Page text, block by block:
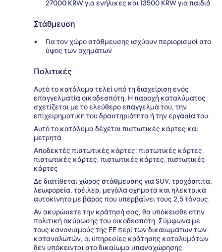
27000 KRW για ενήλικες και 13500 KRW για παιδιά
Στάθμευση
Για τον χώρο στάθμευσης ισχύουν περιορισμοί στο
ύψος των οχημάτων
Πολιτικές
Αυτό το κατάλυμα τελεί υπό τη διαχείριση ενός
επαγγελματία οικοδεσπότη. Η παροχή καταλύματος
σχετίζεται με το ελεύθερο επάγγελμά του, την
επιχειρηματική του δραστηριότητα ή την εργασία του.
Αυτό το κατάλυμα δέχεται πιστωτικές κάρτες και
μετρητά.
Αποδεκτές πιστωτικές κάρτες: πιστωτικές κάρτες,
πιστωτικές κάρτες, πιστωτικές κάρτες, πιστωτικές
κάρτες
Δε διατίθεται χώρος στάθμευσης για SUV, τροχόσπιτα,
λεωφορεία, τρέιλερ, μεγάλα οχήματα και ηλεκτρικά
αυτοκίνητο με βάρος που υπερβαίνει τους 2,5 τόνους.
Αν ακυρώσετε την κράτησή σας, θα υπόκεισθε στην
πολιτική ακύρωσης του οικοδεσπότη. Σύμφωνα με
τους κανονισμούς της ΕΕ περί των δικαιωμάτων των
καταναλωτών, οι υπηρεσίες κράτησης καταλυμάτων
δεν υπόκεινται στο δικαίωμα υπαναχώρησης.